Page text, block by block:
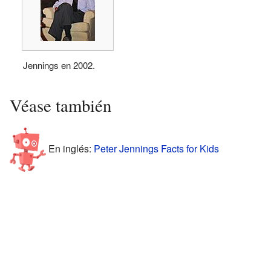
Jennings en 2002.
Véase también
En inglés: Peter Jennings Facts for Kids